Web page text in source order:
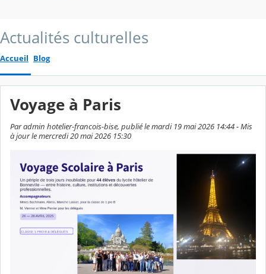
Actualités culturelles
Accueil Blog
Voyage à Paris
Par admin hotelier-francois-bise, publié le mardi 19 mai 2026 14:44 - Mis
à jour le mercredi 20 mai 2026 15:30